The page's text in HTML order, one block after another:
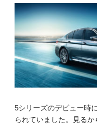
5シリーズのデビュー時
られていました。見る